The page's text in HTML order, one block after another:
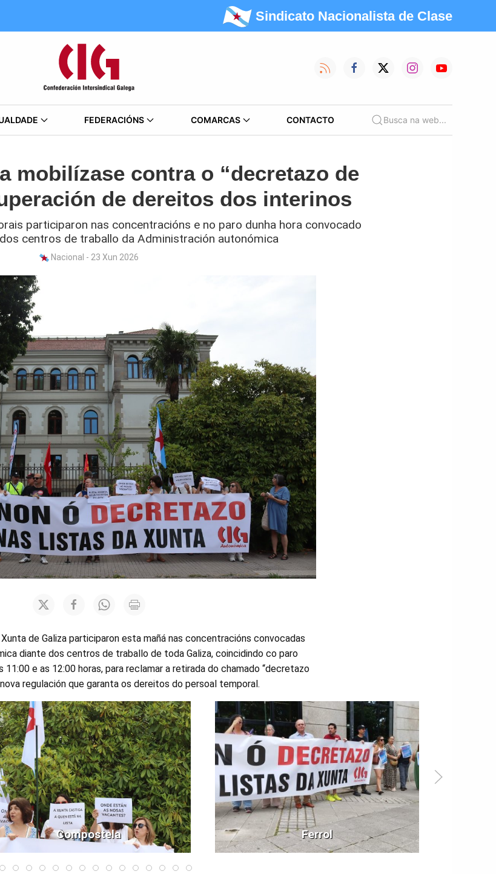
Sindicato Nacionalista de Clase
FEDERACIÓNS COMARCAS CONTACTO Busca na web...
mobilízase contra o “decretazo de
de dereitos dos interinos
participaron nas concentracións e no paro dunha hora convocado
centros de traballo da Administración autonómica
Nacional - 23 Xun 2026
de Galiza participaron esta mañá nas concentracións convocadas
diante dos centros de traballo de toda Galiza, coincidindo co paro
11:00 e as 12:00 horas, para reclamar a retirada do chamado “decretazo
regulación que garanta os dereitos do persoal temporal.
Compostela Ferrol